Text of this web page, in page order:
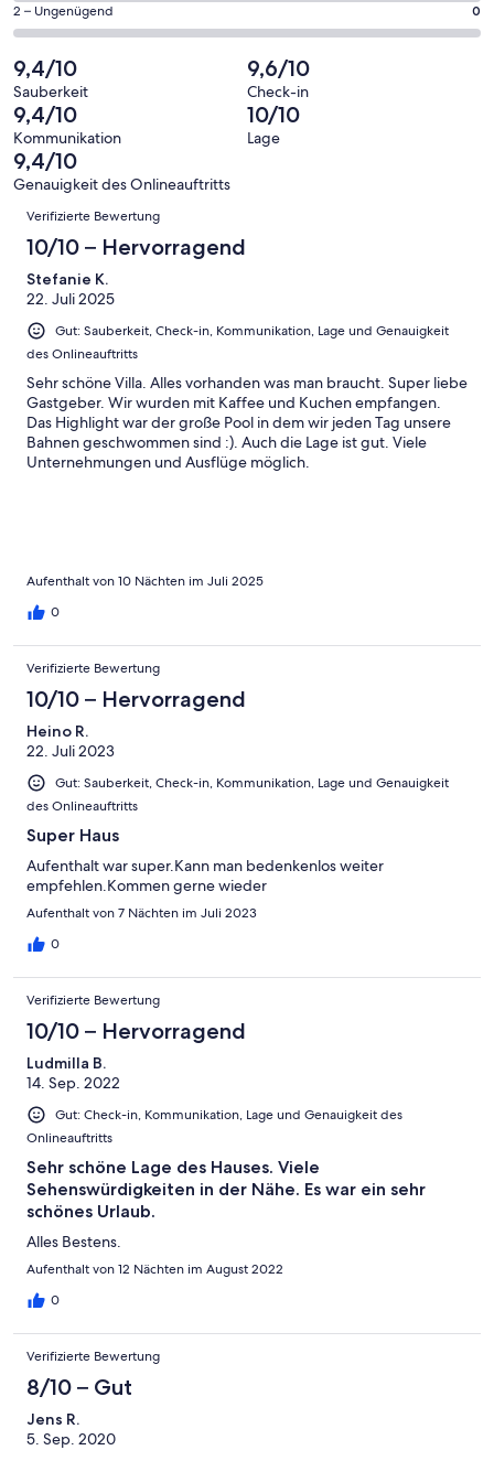
eine
Bewertung
von
10
-
Hervorragend
haben
Bewertung
von
8
-
Gut
18
Gästebewertungen
haben
eine
Bewertung
von
6
-
Okay
insgesamt
Gästebewertungen
haben
eine
Bewertung
von
4
0
von
insgesamt
18
Gästebewertungen
haben
eine
Bewertung
2 – Ungenügend 0
9,4/10
Sauberkeit
9,6/10
Check-in
9,4/10
Kommunikation
10/10
Lage
9,4/10
Genauigkeit des Onlineauftritts
Bewertungen
Verifizierte Bewertung
10/10 – Hervorragend
Stefanie K.
22. Juli 2025
Gut: Sauberkeit, Check-in, Kommunikation, Lage und Genauigkeit
des Onlineauftritts
Sehr schöne Villa. Alles vorhanden was man braucht. Super liebe
Gastgeber. Wir wurden mit Kaffee und Kuchen empfangen.
Das Highlight war der große Pool in dem wir jeden Tag unsere
Bahnen geschwommen sind :). Auch die Lage ist gut. Viele
Unternehmungen und Ausflüge möglich.
Aufenthalt von 10 Nächten im Juli 2025
0
Verifizierte Bewertung
10/10 – Hervorragend
Heino R.
22. Juli 2023
Gut: Sauberkeit, Check-in, Kommunikation, Lage und Genauigkeit
des Onlineauftritts
Super Haus
Aufenthalt war super.Kann man bedenkenlos weiter
empfehlen.Kommen gerne wieder
Aufenthalt von 7 Nächten im Juli 2023
0
Verifizierte Bewertung
10/10 – Hervorragend
Ludmilla B.
14. Sep. 2022
Gut: Check-in, Kommunikation, Lage und Genauigkeit des
Onlineauftritts
Sehr schöne Lage des Hauses. Viele
Sehenswürdigkeiten in der Nähe. Es war ein sehr
schönes Urlaub.
Alles Bestens.
Aufenthalt von 12 Nächten im August 2022
0
Verifizierte Bewertung
8/10 – Gut
Jens R.
5. Sep. 2020